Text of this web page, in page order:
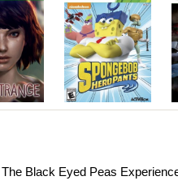
The Black Eyed Peas